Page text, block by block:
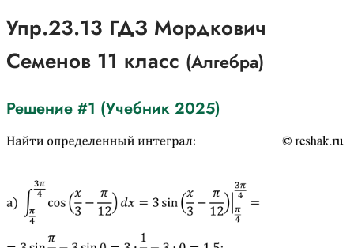
Упр.23.13 ГДЗ Мордкович
Семенов 11 класс (Алгебра)
Решение #1 (Учебник 2025)